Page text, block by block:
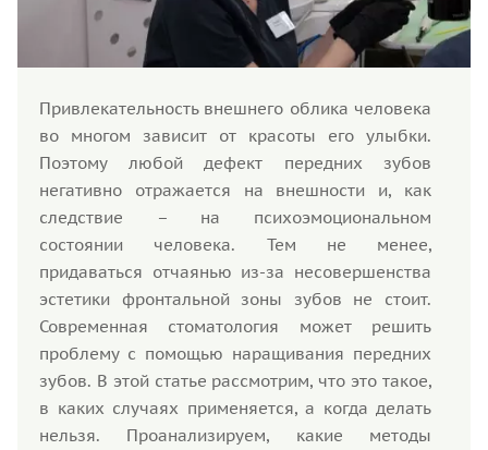
Привлекательность внешнего облика человека
во многом зависит от красоты его улыбки.
Поэтому любой дефект передних зубов
негативно отражается на внешности и, как
следствие – на психоэмоциональном
состоянии человека. Тем не менее,
придаваться отчаянью из-за несовершенства
эстетики фронтальной зоны зубов не стоит.
Современная стоматология может решить
проблему с помощью наращивания передних
зубов. В этой статье рассмотрим, что это такое,
в каких случаях применяется, а когда делать
нельзя. Проанализируем, какие методы